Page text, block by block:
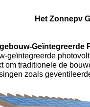
Het Zonnepv
Geïntegreerde
geïntegreerde
om traditionele de
zoals